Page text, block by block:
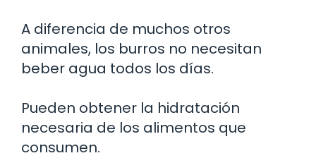
A diferencia de muchos otros
animales, los burros no necesitan
beber agua todos los días.
Pueden obtener la hidratación
necesaria de los alimentos que
consumen.